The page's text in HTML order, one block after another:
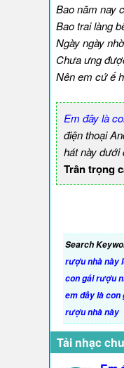
Bao năm nay
Bao trai làng
Ngày ngày
Chưa ưng
Nên em cứ ế
Em đây là
điện thoại
hát này dưới
Trân trọng
Search
rượu nhà này
con gái rượu
em đây là
rượu nhà này
Tải nhạc